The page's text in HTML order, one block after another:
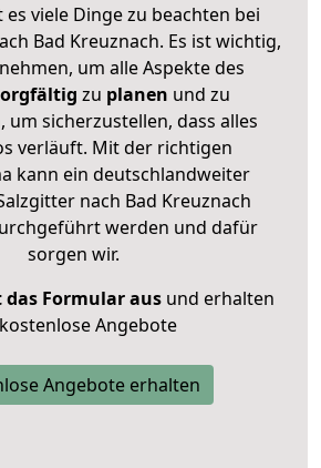
viele Dinge zu beachten bei
Bad Kreuznach. Es ist wichtig,
um alle Aspekte des
zu planen und zu
, um sicherzustellen, dass alles
verläuft. Mit der richtigen
kann ein deutschlandweiter
nach Bad Kreuznach
werden und dafür
sorgen wir.
das Formular ausund erhalten
Angebote
Angebote erhalten